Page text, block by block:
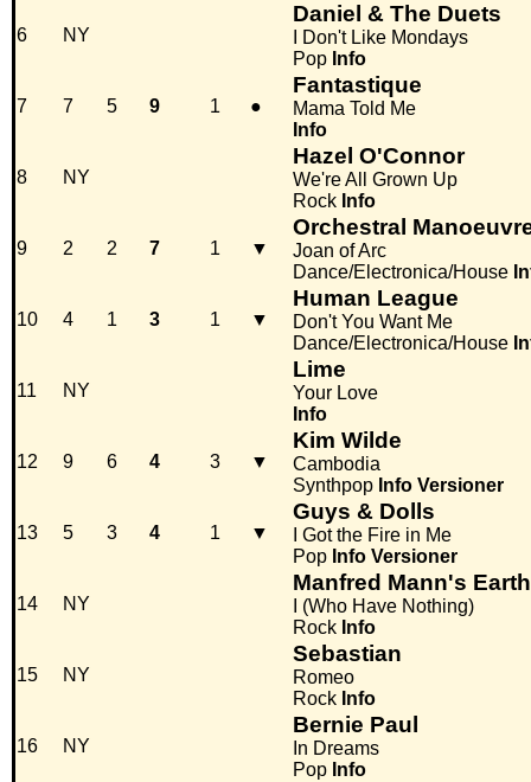
6 NY
Daniel & The Duets
I Don't Like Mondays
Pop Info
7 7 5 9 1 ●
Fantastique
Mama Told Me
Info
8 NY
Hazel O'Connor
We're All Grown Up
Rock Info
9 2 2 7 1 ▼
Orchestral
Joan of Arc
Dance/Electronica/House
10 4 1 3 1 ▼
Human League
Don't You Want Me
Dance/Electronica/House
11 NY
Lime
Your Love
Info
12 9 6 4 3 ▼
Kim Wilde
Cambodia
Synthpop Info Versioner
13 5 3 4 1 ▼
Guys & Dolls
I Got the Fire in Me
Pop Info Versioner
14 NY
Manfred Mann's
I (Who Have Nothing)
Rock Info
15 NY
Sebastian
Romeo
Rock Info
16 NY
Bernie Paul
In Dreams
Pop Info